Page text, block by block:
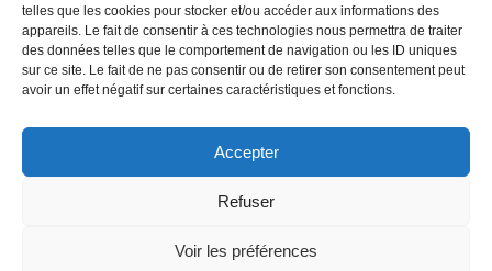
telles que les cookies pour stocker et/ou accéder aux informations des
appareils. Le fait de consentir à ces technologies nous permettra de traiter
des données telles que le comportement de navigation ou les ID uniques
sur ce site. Le fait de ne pas consentir ou de retirer son consentement peut
avoir un effet négatif sur certaines caractéristiques et fonctions.
Accepter
Refuser
Voir les préférences
@ Mairie de Grainville la Teinturière
Site propulsé par Tambour de Ville
@Grainville-la-teinturierementions légales